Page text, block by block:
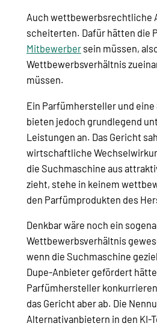
Auch wettbewerbsrechtliche
scheiterten. Dafür hätten die
Mitbewerber sein müssen,
Wettbewerbsverhältnis
müssen.
Ein Parfümhersteller und
bieten jedoch grundlegend
Leistungen an. Das Gericht
wirtschaftliche
die Suchmaschine aus
zieht, stehe in keinem
den Parfümprodukten des
Denkbar wäre noch ein
Wettbewerbsverhältnis
wenn die Suchmaschine
Dupe-Anbieter gefördert
Parfümhersteller
das Gericht aber ab. Die
Alternativanbietern in den KI-